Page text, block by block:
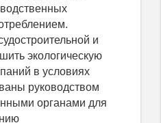
и
экологическую
в условиях
руководством
органами для